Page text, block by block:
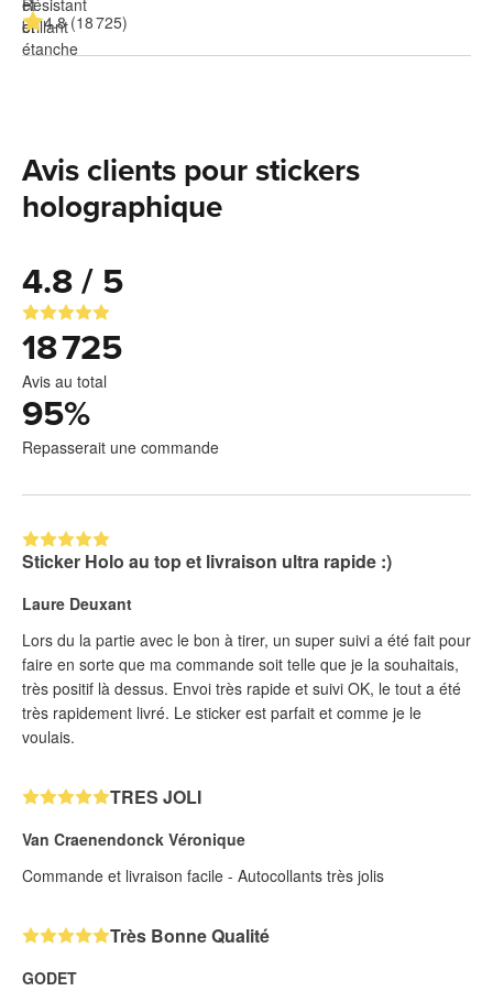
4.8 (18 725)
Avis clients pour stickers
holographique
4.8 / 5
18 725
Avis au total
95%
Repasserait une commande
Sticker Holo au top et livraison ultra rapide :)
Laure Deuxant
Lors du la partie avec le bon à tirer, un super suivi a été fait pour
faire en sorte que ma commande soit telle que je la souhaitais,
très positif là dessus. Envoi très rapide et suivi OK, le tout a été
très rapidement livré. Le sticker est parfait et comme je le
voulais.
TRES JOLI
Van Craenendonck Véronique
Commande et livraison facile - Autocollants très jolis
Très Bonne Qualité
GODET